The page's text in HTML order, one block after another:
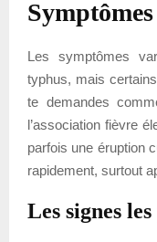
Symptômes
Les symptômes
typhus, mais
te demandes
l’association fièvre
parfois une éruption
rapidement, surtout
Les signes